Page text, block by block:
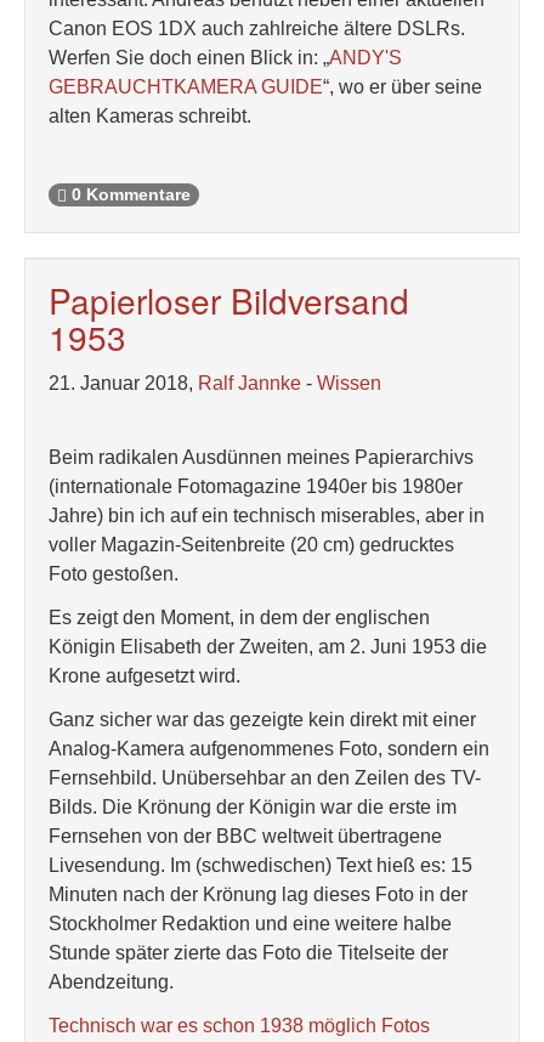
Canon EOS 1DX auch zahlreiche ältere DSLRs.
Werfen Sie doch einen Blick in: „ANDY'S
GEBRAUCHTKAMERA GUIDE“, wo er über seine
alten Kameras schreibt.
0 Kommentare
Papierloser Bildversand
1953
21. Januar 2018, Ralf Jannke - Wissen
Beim radikalen Ausdünnen meines Papierarchivs
(internationale Fotomagazine 1940er bis 1980er
Jahre) bin ich auf ein technisch miserables, aber in
voller Magazin-Seitenbreite (20 cm) gedrucktes
Foto gestoßen.
Es zeigt den Moment, in dem der englischen
Königin Elisabeth der Zweiten, am 2. Juni 1953 die
Krone aufgesetzt wird.
Ganz sicher war das gezeigte kein direkt mit einer
Analog-Kamera aufgenommenes Foto, sondern ein
Fernsehbild. Unübersehbar an den Zeilen des TV-
Bilds. Die Krönung der Königin war die erste im
Fernsehen von der BBC weltweit übertragene
Livesendung. Im (schwedischen) Text hieß es: 15
Minuten nach der Krönung lag dieses Foto in der
Stockholmer Redaktion und eine weitere halbe
Stunde später zierte das Foto die Titelseite der
Abendzeitung.
Technisch war es schon 1938 möglich Fotos